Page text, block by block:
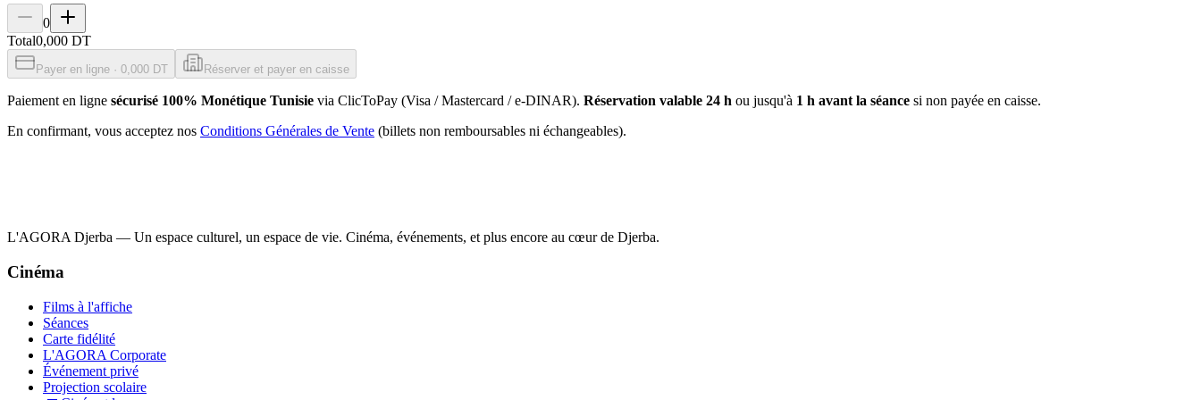
0
Total0,000 DT
Payer en ligne · 0,000 DT Réserver et payer en caisse
Paiement en ligne sécurisé 100% Monétique Tunisie via ClicToPay (Visa / Mastercard / e-DINAR). Réservation valable 24 h ou jusqu'à 1 h avant la séance si non payée en caisse.
En confirmant, vous acceptez nos Conditions Générales de Vente (billets non remboursables ni échangeables).
L'AGORA Djerba — Un espace culturel, un espace de vie. Cinéma, événements, et plus encore au cœur de Djerba.
Cinéma
Films à l'affiche
Séances
Carte fidélité
L'AGORA Corporate
Événement privé
Projection scolaire